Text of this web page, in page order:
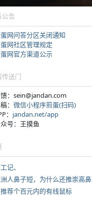
公告
网问答分区关闭通知
网社区管理规定
网官方渠道公示
传送门
：sein@jandan.com
： 微信小程序煎蛋(扫码)
： jandan.net/app
号：王摸鱼
记、
人鼻子短，为什么还推崇高鼻
荐个百元内的有线鼠标